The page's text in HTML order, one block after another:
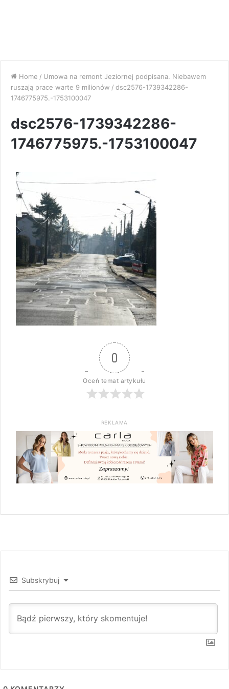
Home / Umowa na remont Jeziornej podpisana. Niebawem
ruszają prace warte 9 milionów / dsc2576-1739342286-
1746775975.-1753100047
dsc2576-1739342286-
1746775975.-1753100047
0
Oceń temat artykułu
REKLAMA
Subskrybuj